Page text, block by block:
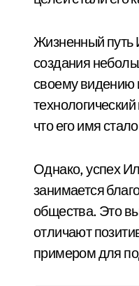
Жизненный путь
создания
своему видению
что его имя
Однако, успех
занимается
общества. Это
отличают
примером для